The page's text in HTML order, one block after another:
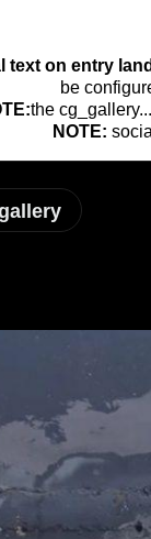
text on entry
be
the
NOTE: